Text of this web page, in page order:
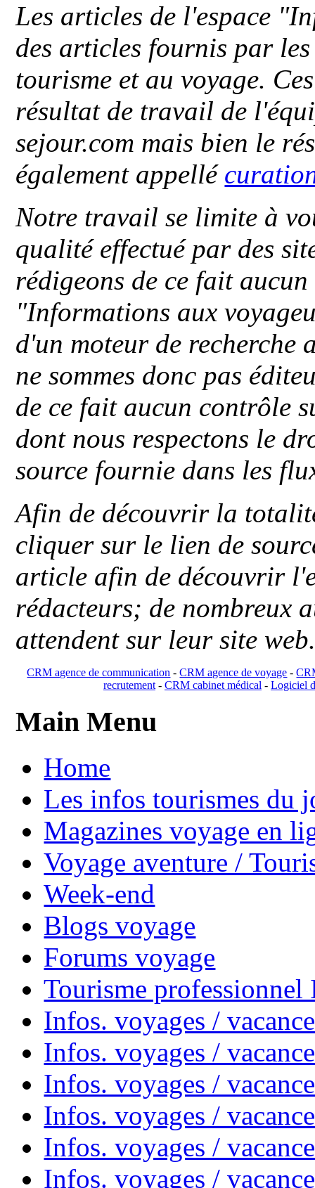
Les articles de l'espace
des articles fournis par
tourisme et au voyage.
résultat de travail de
sejour.com mais bien le
également appellé
Notre travail se limite à
qualité effectué par des
rédigeons de ce fait
"Informations aux
d'un moteur de recherche
ne sommes donc pas
de ce fait aucun contrôle
dont nous respectons le
source fournie dans les
Afin de découvrir la
cliquer sur le lien de
article afin de découvrir
rédacteurs; de nombreux
attendent sur leur site
CRM agence de communication -CRM agence de voyage -
recrutement- CRM cabinet médical- Logiciel
Main Menu
Home
Les infos tourismes du
Magazines voyage en
Voyage aventure /
Week-end
Blogs voyage
Forums voyage
Tourisme
Infos. voyages /
Infos. voyages /
Infos. voyages /
Infos. voyages /
Infos. voyages /
Infos. voyages /